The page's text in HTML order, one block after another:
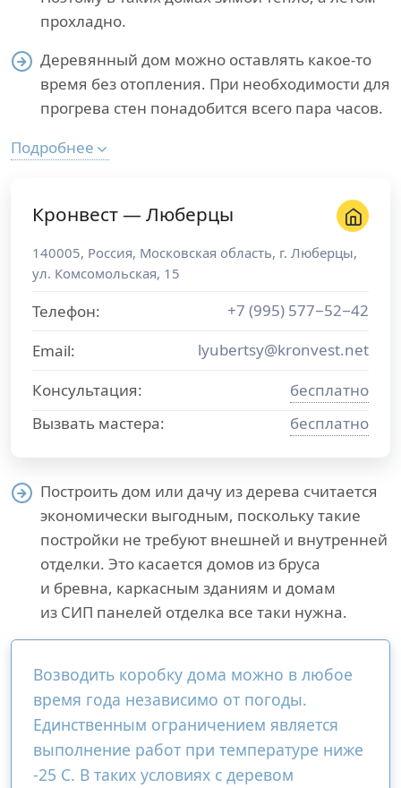
прохладно.
Деревянный дом можно оставлять какое-то
время без отопления. При необходимости для
прогрева стен понадобится всего пара часов.
Подробнее
Кронвест — Люберцы
140005, Россия, Московская область, г. Люберцы,
ул. Комсомольская, 15
Телефон:
+7 (995) 577−52−42
Email:
lyubertsy@kronvest.net
Консультация:
бесплатно
Вызвать мастера:
бесплатно
Построить дом или дачу из дерева считается
экономически выгодным, поскольку такие
постройки не требуют внешней и внутренней
отделки. Это касается домов из бруса
и бревна, каркасным зданиям и домам
из СИП панелей отделка все таки нужна.
Возводить коробку дома можно в любое
время года независимо от погоды.
Единственным ограничением является
выполнение работ при температуре ниже
-25 С. В таких условиях с деревом